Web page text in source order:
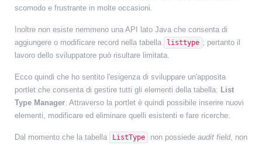
scomodo e frustrante in molte occasioni.
Inoltre non esiste nemmeno una API lato Java che consenta di
aggiungere o modificare record nella tabella
listtype ; pertanto il
lavoro dello sviluppatore può risultare limitata.
Ecco quindi che ho sentito l'esigenza di sviluppare un'apposita
portlet che consenta di gestire tutti gli elementi della tabella: List
Type Manager. Attraverso la portlet è quindi possibile inserire nuovi
elementi, modificare ed eliminare quelli esistenti e fare ricerche.
Dal momento che la tabella ListType non possiede audit field, non